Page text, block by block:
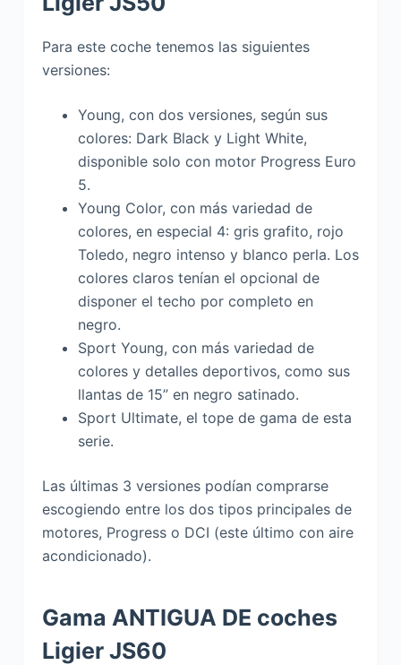
Para este coche tenemos las siguientes
versiones:
Young, con dos versiones, según sus
colores: Dark Black y Light White,
disponible solo con motor Progress Euro
5.
Young Color, con más variedad de
colores, en especial 4: gris grafito, rojo
Toledo, negro intenso y blanco perla. Los
colores claros tenían el opcional de
disponer el techo por completo en
negro.
Sport Young, con más variedad de
colores y detalles deportivos, como sus
llantas de 15” en negro satinado.
Sport Ultimate, el tope de gama de esta
serie.
Las últimas 3 versiones podían comprarse
escogiendo entre los dos tipos principales de
motores, Progress o DCI (este último con aire
acondicionado).
Gama ANTIGUA DE coches
Ligier JS60